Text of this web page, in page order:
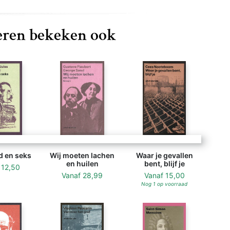
bekeken ook
en seks
12,50
Wij moeten lachen
en huilen
Vanaf 28,99
Waar je gevallen
bent, blijf je
Vanaf 15,00
Nog 1 op voorraad